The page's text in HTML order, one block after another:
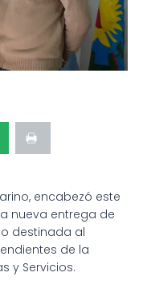
encabezó este
nueva entrega de
destinada al
de la
y Servicios.